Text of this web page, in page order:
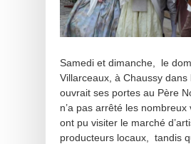
Samedi et dimanche, le
Villarceaux, à Chaussy dans
ouvrait ses portes au Père
n’a pas arrêté les nombreux
ont pu visiter le marché
producteurs locaux, tandis